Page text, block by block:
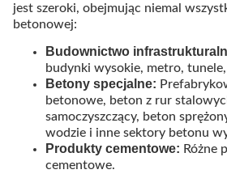
jest szeroki, obejmując niemal
betonowej:
Budownictwo
budynki wysokie, metro,
Betony specjalne:
betonowe, beton z rur
samoczyszczący, beton
wodzie i inne sektory betonu
Produkty cementowe: Różne
cementowe.